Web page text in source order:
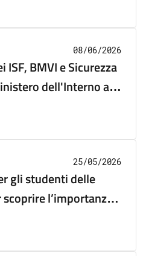
08/06/2026
BMVI e Sicurezza
dell'Interno al
25/05/2026
gli studenti delle
l’importanza